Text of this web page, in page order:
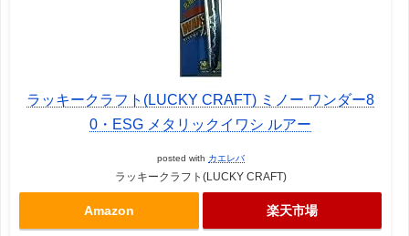
ラッキークラフト(LUCKY CRAFT) ミノー ワンダー8
0・ESG メタリックイワシ ルアー
posted with カエレバ
ラッキークラフト(LUCKY CRAFT)
Amazon 楽天市場